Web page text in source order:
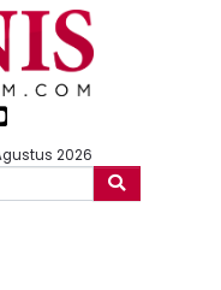
2026